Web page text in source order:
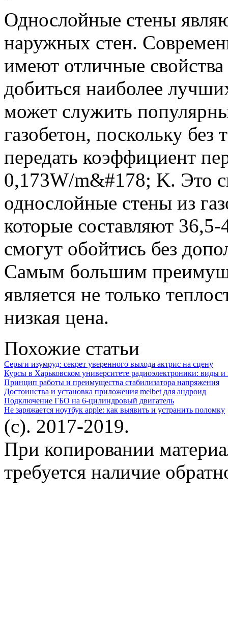
Однослойные стены
наружных стен.
имеют отличные
добиться наиболее
может служить
газобетон, поскольку
передать коэффициент
0,173W/m&#178; K. Это
однослойные стены из
которые составляют
смогут обойтись без
Самым большим
является не только
низкая цена.
Похожие статьи
Серьги изумруд: секрет уверенного выхода актрис на сцену
Курсы в Харьковском университете радиоэлектроники: виды
Принцип работы и преимущества стабилизатора напряжения
Достоинства и установка приложения melbet для андроид
Подключение ГБО на 6-цилиндровый двигатель
Не заряжается ноутбук apple: как выявить и устранить поломку
(c). 2017-2019.
При копировании
требуется наличие